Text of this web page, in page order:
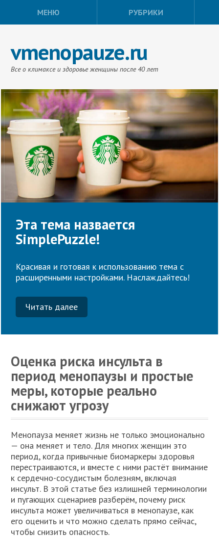
МЕНЮ РУБРИКИ
vmenopauze.ru
Все о климаксе и здоровье женщины после 40 лет
Эта тема назвается
SimplePuzzle!
Красивая и готовая к использованию тема с
расширенными настройками. Наслаждайтесь!
Читать далее
Оценка риска инсульта в
период менопаузы и простые
меры, которые реально
снижают угрозу
Менопауза меняет жизнь не только эмоционально
— она меняет и тело. Для многих женщин это
период, когда привычные биомаркеры здоровья
перестраиваются, и вместе с ними растёт внимание
к сердечно-сосудистым болезням, включая
инсульт. В этой статье без излишней терминологии
и пугающих сценариев разберём, почему риск
инсульта может увеличиваться в менопаузе, как
его оценить и что можно сделать прямо сейчас,
чтобы снизить опасность.